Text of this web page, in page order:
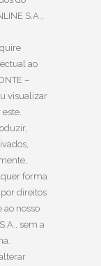
S.A.,
ao
–
visualizar
forma
direitos
nosso
sem a